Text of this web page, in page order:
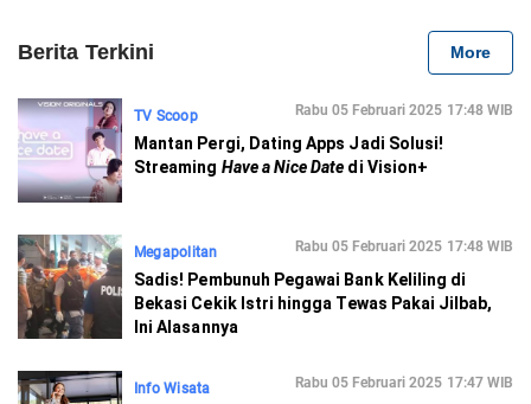
Berita Terkini More
TV Scoop Rabu 05 Februari 2025 17:48 WIB
Mantan Pergi, Dating Apps Jadi Solusi!
Streaming Have a Nice Date di Vision+
Megapolitan Rabu 05 Februari 2025 17:48 WIB
Sadis! Pembunuh Pegawai Bank Keliling di
Bekasi Cekik Istri hingga Tewas Pakai Jilbab,
Ini Alasannya
Info Wisata Rabu 05 Februari 2025 17:47 WIB